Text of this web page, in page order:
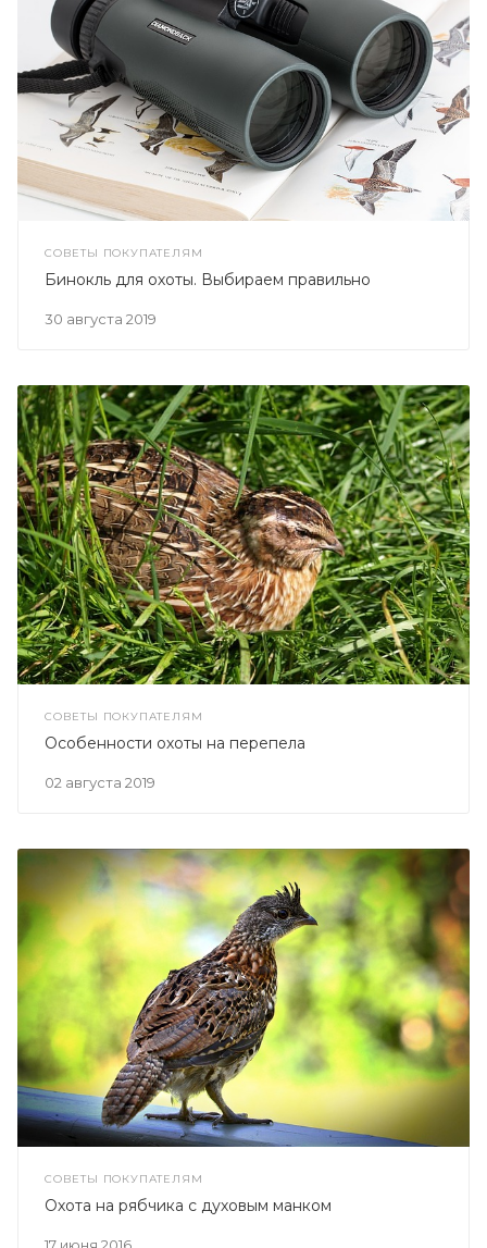
СОВЕТЫ ПОКУПАТЕЛЯМ
30 августа 2019
Бинокль для охоты. Выбираем правильно
СОВЕТЫ ПОКУПАТЕЛЯМ
02 августа 2019
Особенности охоты на перепела
СОВЕТЫ ПОКУПАТЕЛЯМ
Охота на рябчика с духовым манком